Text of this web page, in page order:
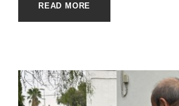
READ MORE